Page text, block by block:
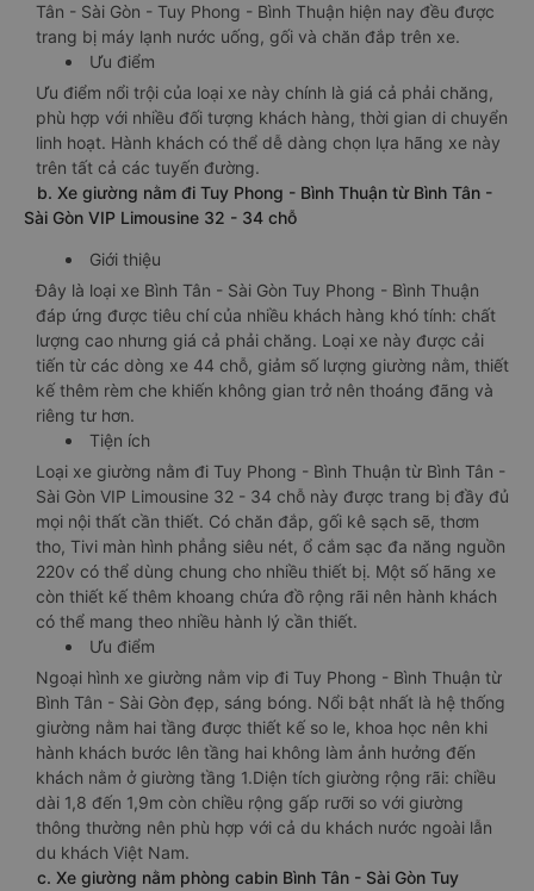
Tân - Sài Gòn - Tuy Phong - Bình Thuận hiện nay đều được
trang bị máy lạnh nước uống, gối và chăn đắp trên xe.
Ưu điểm
Ưu điểm nổi trội của loại xe này chính là giá cả phải chăng,
phù hợp với nhiều đối tượng khách hàng, thời gian di chuyển
linh hoạt. Hành khách có thể dễ dàng chọn lựa hãng xe này
trên tất cả các tuyến đường.
b. Xe giường nằm đi Tuy Phong - Bình Thuận từ Bình Tân -
Sài Gòn VIP Limousine 32 - 34 chỗ
Giới thiệu
Đây là loại xe Bình Tân - Sài Gòn Tuy Phong - Bình Thuận
đáp ứng được tiêu chí của nhiều khách hàng khó tính: chất
lượng cao nhưng giá cả phải chăng. Loại xe này được cải
tiến từ các dòng xe 44 chỗ, giảm số lượng giường nằm, thiết
kế thêm rèm che khiến không gian trở nên thoáng đãng và
riêng tư hơn.
Tiện ích
Loại xe giường nằm đi Tuy Phong - Bình Thuận từ Bình Tân -
Sài Gòn VIP Limousine 32 - 34 chỗ này được trang bị đầy đủ
mọi nội thất cần thiết. Có chăn đắp, gối kê sạch sẽ, thơm
tho, Tivi màn hình phẳng siêu nét, ổ cắm sạc đa năng nguồn
220v có thể dùng chung cho nhiều thiết bị. Một số hãng xe
còn thiết kế thêm khoang chứa đồ rộng rãi nên hành khách
có thể mang theo nhiều hành lý cần thiết.
Ưu điểm
Ngoại hình xe giường nằm vip đi Tuy Phong - Bình Thuận từ
Bình Tân - Sài Gòn đẹp, sáng bóng. Nổi bật nhất là hệ thống
giường nằm hai tầng được thiết kế so le, khoa học nên khi
hành khách bước lên tầng hai không làm ảnh hưởng đến
khách nằm ở giường tầng 1.Diện tích giường rộng rãi: chiều
dài 1,8 đến 1,9m còn chiều rộng gấp rưỡi so với giường
thông thường nên phù hợp với cả du khách nước ngoài lẫn
du khách Việt Nam.
c. Xe giường nằm phòng cabin Bình Tân - Sài Gòn Tuy